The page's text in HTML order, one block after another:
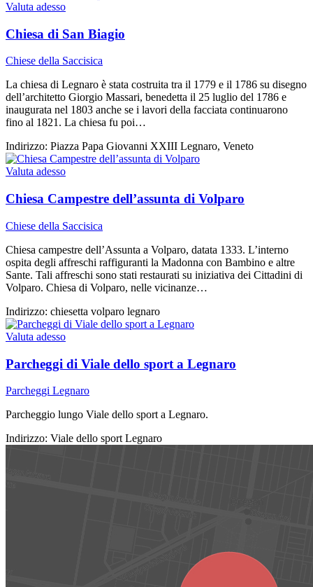
Valuta adesso
Chiesa di San Biagio
Chiese della Saccisica
La chiesa di Legnaro è stata costruita tra il 1779 e il 1786 su disegno
dell’architetto Giorgio Massari, benedetta il 25 luglio del 1786 e
inaugurata nel 1803 anche se i lavori della facciata continuarono
fino al 1821. La chiesa fu poi…
Indirizzo: Piazza Papa Giovanni XXIII Legnaro, Veneto
Valuta adesso
Chiesa Campestre dell’assunta di Volparo
Chiese della Saccisica
Chiesa campestre dell’Assunta a Volparo, datata 1333. L’interno
ospita degli affreschi raffiguranti la Madonna con Bambino e altre
Sante. Tali affreschi sono stati restaurati su iniziativa dei Cittadini di
Volparo. Chiesa di Volparo, nelle vicinanze…
Indirizzo: chiesetta volparo legnaro
Valuta adesso
Parcheggi di Viale dello sport a Legnaro
Parcheggi Legnaro
Parcheggio lungo Viale dello sport a Legnaro.
Indirizzo: Viale dello sport Legnaro